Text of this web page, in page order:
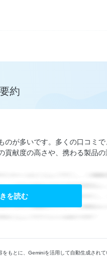
約
が多いです。多くの口コミで
献度の高さや、携わる製品の
を読む
とに、Geminiを活用して自動生成されて